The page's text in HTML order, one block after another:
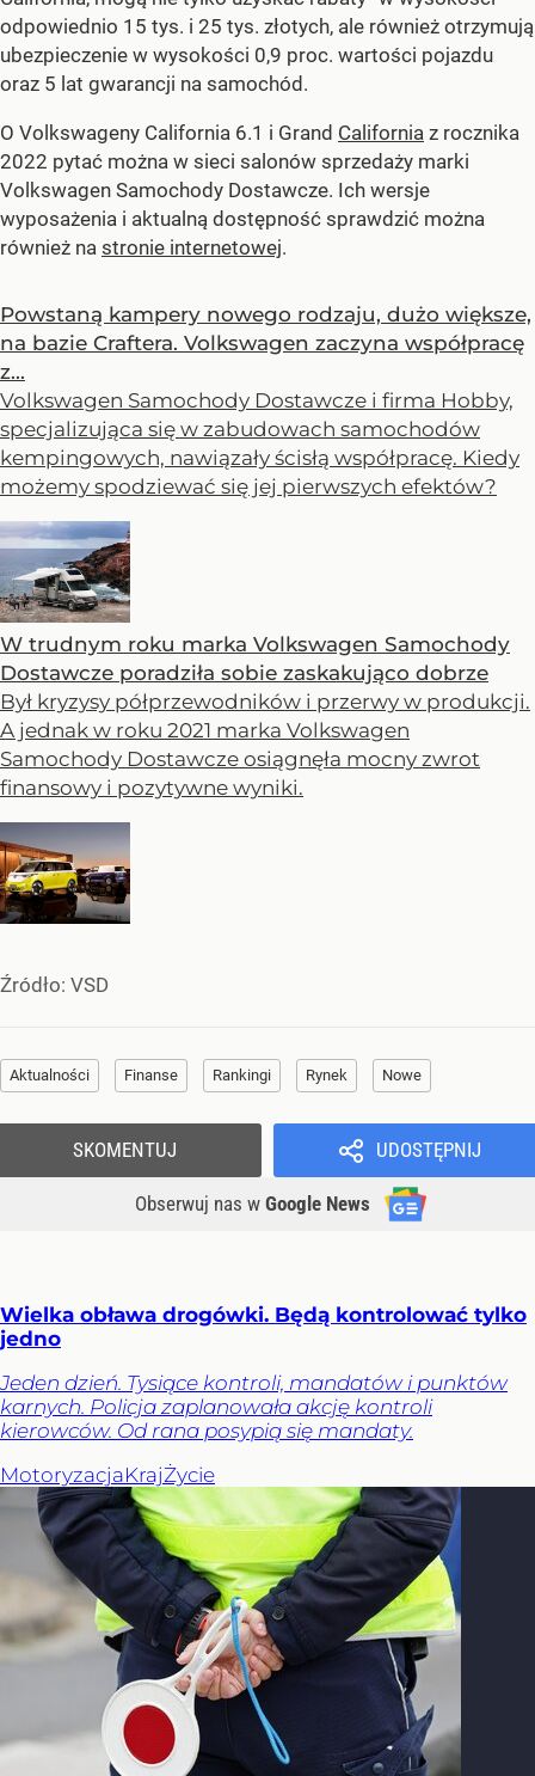
odpowiednio 15 tys. i 25 tys. złotych, ale również otrzymują
ubezpieczenie w wysokości 0,9 proc. wartości pojazdu
oraz 5 lat gwarancji na samochód.
O Volkswageny California 6.1 i Grand California z rocznika
2022 pytać można w sieci salonów sprzedaży marki
Volkswagen Samochody Dostawcze. Ich wersje
wyposażenia i aktualną dostępność sprawdzić można
również na stronie internetowej.
Powstaną kampery nowego rodzaju, dużo większe,
na bazie Craftera. Volkswagen zaczyna współpracę
z...
Volkswagen Samochody Dostawcze i firma Hobby,
specjalizująca się w zabudowach samochodów
kempingowych, nawiązały ścisłą współpracę. Kiedy
możemy spodziewać się jej pierwszych efektów?
W trudnym roku marka Volkswagen Samochody
Dostawcze poradziła sobie zaskakująco dobrze
Był kryzysy półprzewodników i przerwy w produkcji.
A jednak w roku 2021 marka Volkswagen
Samochody Dostawcze osiągnęła mocny zwrot
finansowy i pozytywne wyniki.
Źródło: VSD
Aktualności Finanse Rankingi Rynek Nowe
UDOSTĘPNIJ
Obserwuj nas w Google News
SKOMENTUJ
Wielka obława drogówki. Będą kontrolować tylko
jedno
Jeden dzień. Tysiące kontroli, mandatów i punktów
karnych. Policja zaplanowała akcję kontroli
kierowców. Od rana posypią się mandaty.
MotoryzacjaKrajŻycie